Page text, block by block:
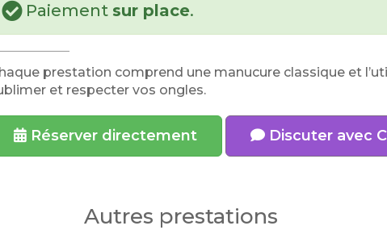
Paiement sur place.
prestation comprend une manucure classique et
et respecter vos ongles.
Réserver directement Discuter avec
Autres prestations